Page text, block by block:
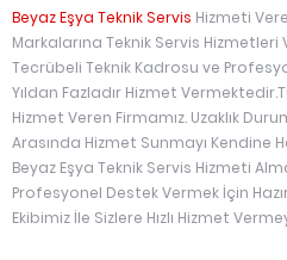
Beyaz Eşya Teknik Servis Hizmeti
Markalarına Teknik Servis
Tecrübeli Teknik Kadrosu ve
Yıldan Fazladır Hizmet
Hizmet Veren Firmamız. Uzaklık
Arasında Hizmet Sunmayı Kendine
Beyaz Eşya Teknik Servis Hizmeti
Profesyonel Destek Vermek İçin
Ekibimiz İle Sizlere Hızlı Hizmet